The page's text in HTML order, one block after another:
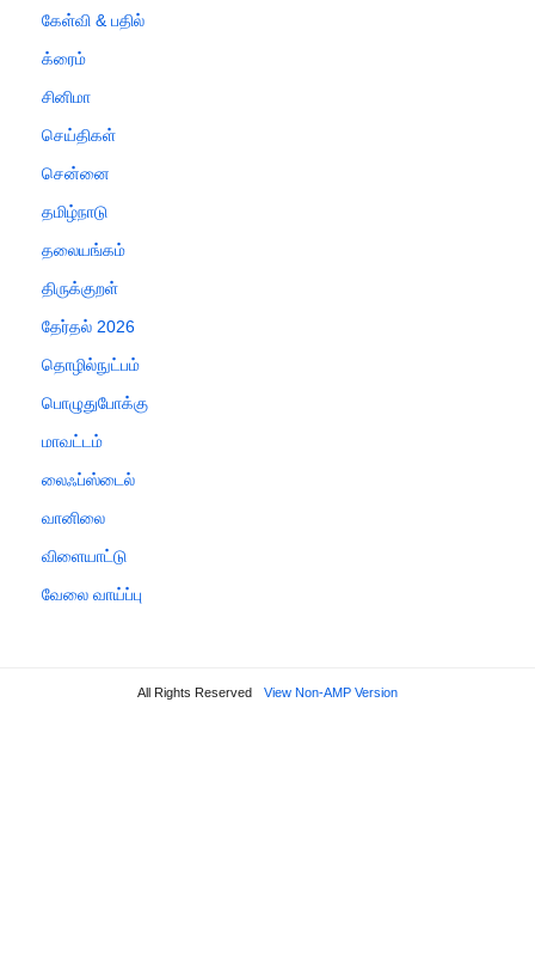
கேள்வி & பதில்
க்ரைம்
சினிமா
செய்திகள்
சென்னை
தமிழ்நாடு
தலையங்கம்
திருக்குறள்
தேர்தல் 2026
தொழில்நுட்பம்
பொழுதுபோக்கு
மாவட்டம்
லைஃப்ஸ்டைல்
வானிலை
விளையாட்டு
வேலை வாய்ப்பு
All Rights Reserved View Non-AMP Version